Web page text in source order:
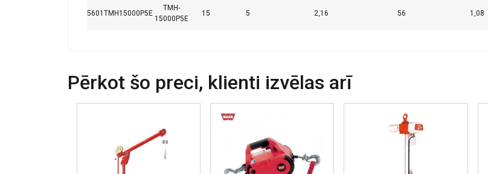
5601TMH15000P5E
TMH-
15000P5E
15 5 2,16 56 1,08
Pērkot šo preci, klienti izvēlas arī